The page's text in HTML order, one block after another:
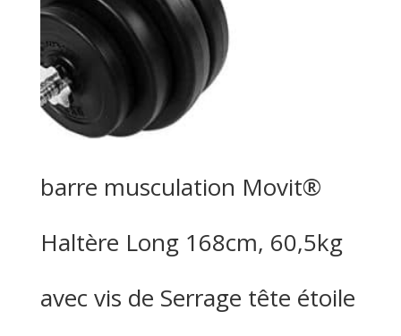
barre musculation Movit®
Haltère Long 168cm, 60,5kg
avec vis de Serrage tête étoile